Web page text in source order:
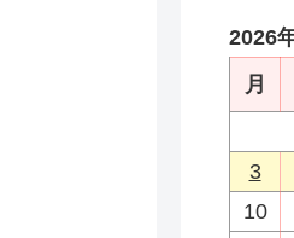
2026
月
3
10